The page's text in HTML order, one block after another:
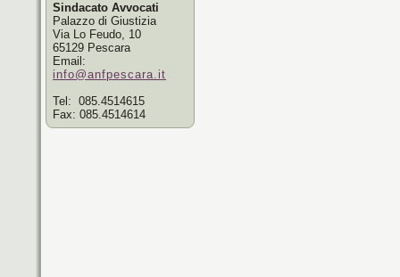
Sindacato Avvocati
Palazzo di Giustizia
Via Lo Feudo, 10
65129 Pescara
Email:
info@anfpescara.it
Tel: 085.4514615
Fax: 085.4514614